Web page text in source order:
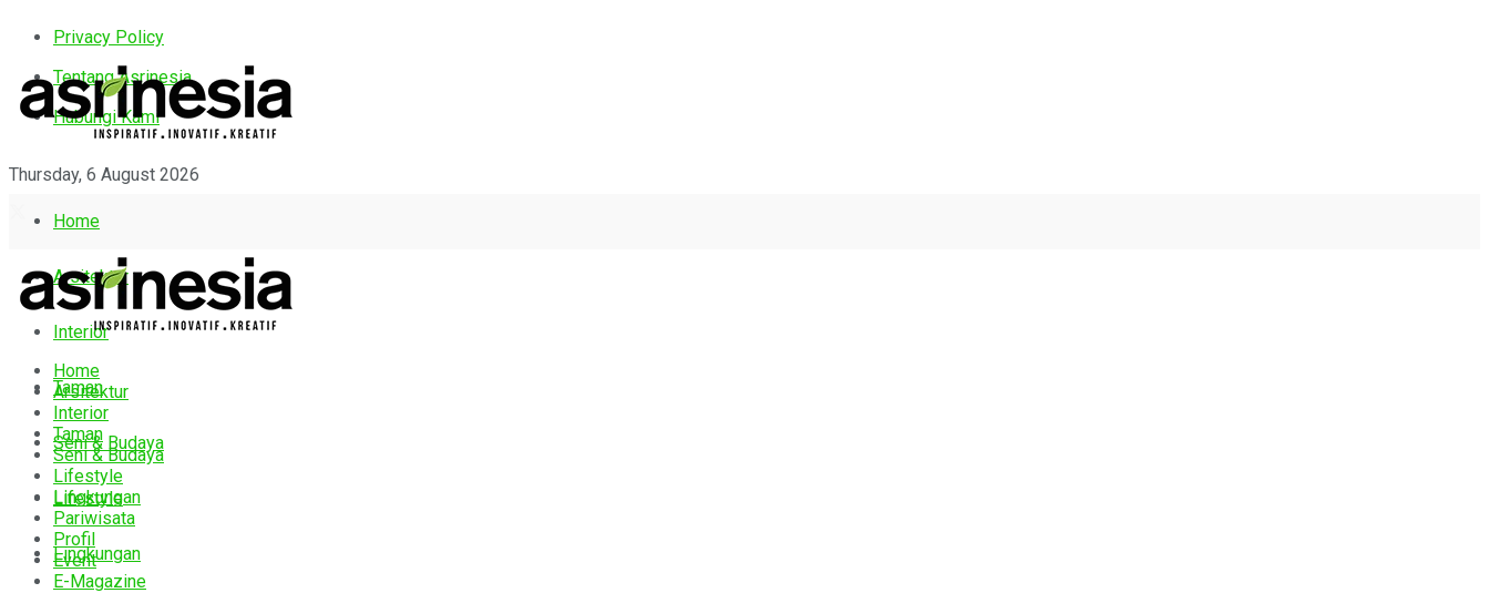
Privacy Policy
Tentang Asrinesia
Hubungi Kami
Thursday, 6 August 2026
Home
Arsitektur
Interior
Taman
Seni & Budaya
Lifestyle
Lingkungan
Home
Arsitektur
Interior
Taman
Seni & Budaya
Lifestyle
Lingkungan
Pariwisata
Profil
Event
E-Magazine